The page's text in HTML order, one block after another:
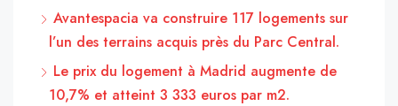
Avantespacia va construire 117 logements sur
l’un des terrains acquis près du Parc Central.
Le prix du logement à Madrid augmente de
10,7% et atteint 3 333 euros par m2.